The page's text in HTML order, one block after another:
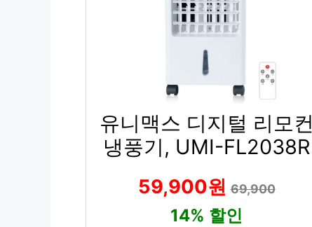
유니맥스 디지털 리모컨
냉풍기, UMI-FL2038R
59,900원69,900
14% 할인